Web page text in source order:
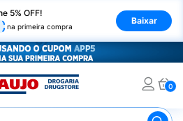
5% OFF!
na primeira compra
Baixar
0